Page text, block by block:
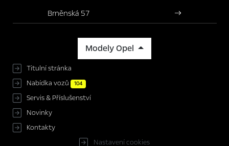
Brněnská 57
Modely Opel
Titulní stránka
Nabídka vozů
104
Servis & Příslušenství
Novinky
Kontakty
Nastavení cookies